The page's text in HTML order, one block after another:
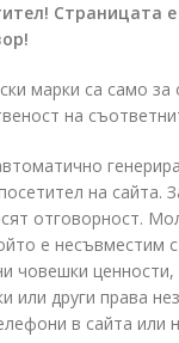
Страницата
марки са само за
на
на сайта.
отговорност.
е несъвместим
човешки
или други права
в сайта или